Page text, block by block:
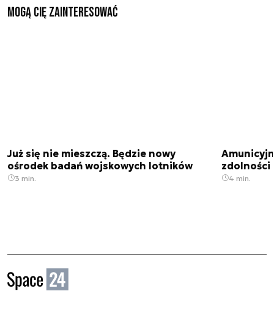
Mogą Cię zainteresować
Już się nie mieszczą. Będzie nowy
ośrodek badań wojskowych lotników
3 min.
zdolności
4 min.